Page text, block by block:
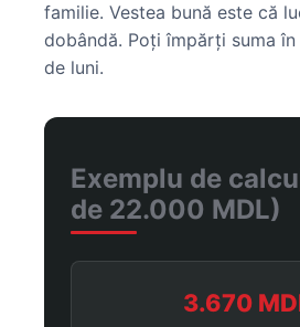
familie. Vestea bună este că
dobândă. Poți împărți suma
de luni.
Exemplu de
de 22.000 MDL)
3.670